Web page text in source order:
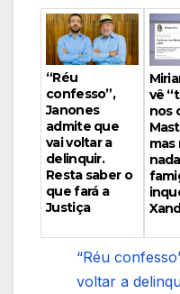
“Réu
confesso”,
Janones
admite que
vai voltar a
delinquir.
Resta saber o
que fará a
Justiça
vê
nos
mas
“Réu
voltar a